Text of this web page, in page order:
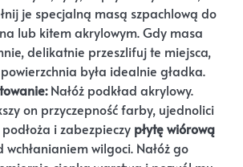
je specjalną masą szpachlową do
lub kitem akrylowym. Gdy masa
delikatnie przeszlifuj te miejsca,
była idealnie gładka.
Nałóż podkład akrylowy.
on przyczepność farby, ujednolici
i zabezpieczy płytę wiórową
wchłanianiem wilgoci. Nałóż go